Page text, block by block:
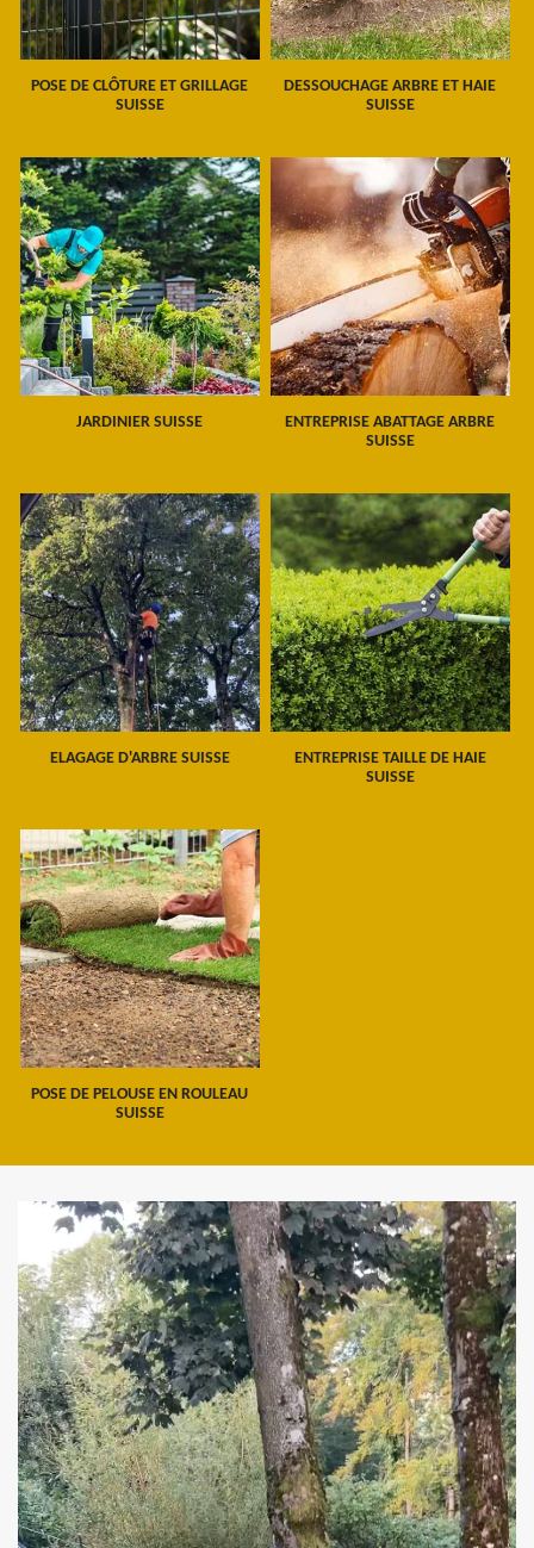
POSE DE CLÔTURE ET GRILLAGE
SUISSE
DESSOUCHAGE ARBRE ET HAIE
SUISSE
JARDINIER SUISSE
ENTREPRISE ABATTAGE ARBRE
SUISSE
ELAGAGE D'ARBRE SUISSE
ENTREPRISE TAILLE DE HAIE
SUISSE
POSE DE PELOUSE EN ROULEAU
SUISSE